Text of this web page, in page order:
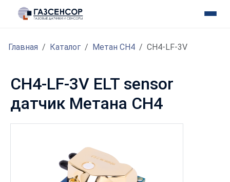
Главная Каталог Метан CH4 CH4-LF-3V
CH4-LF-3V ELT sensor
датчик Метана CH4